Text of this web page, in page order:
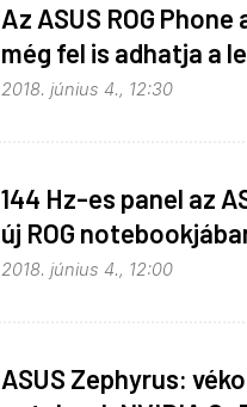
Az ASUS ROG Phone
még fel is adhatja a
konkurenciának
2018. június 4., 12:30
144 Hz-es panel az
új ROG
2018. június 4., 12:00
ASUS Zephyrus: